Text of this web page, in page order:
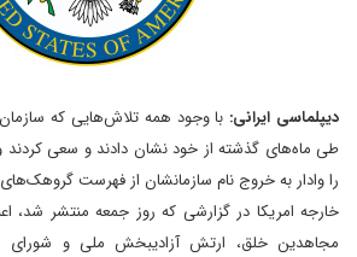
دیپلماسی ایرانی: با وجود همه تلاش‌هایی که
طی ماه‌های گذشته از خود نشان دادند و سعی کردند
را وادار به خروج نام سازمانشان از فهرست گروهک‌های
خارجه امریکا در گزارشی که روز جمعه منتشر شد،
مجاهدین خلق، ارتش آزادیبخش ملی و